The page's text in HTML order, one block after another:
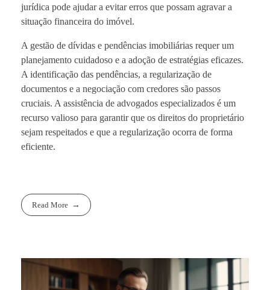
jurídica pode ajudar a evitar erros que possam agravar a
situação financeira do imóvel.
A gestão de dívidas e pendências imobiliárias requer um
planejamento cuidadoso e a adoção de estratégias eficazes.
A identificação das pendências, a regularização de
documentos e a negociação com credores são passos
cruciais. A assistência de advogados especializados é um
recurso valioso para garantir que os direitos do proprietário
sejam respeitados e que a regularização ocorra de forma
eficiente.
Read More